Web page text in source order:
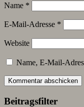
Name *
E-Mail-Adresse *
Website
Name, E-Mail-
Beitragsfilter